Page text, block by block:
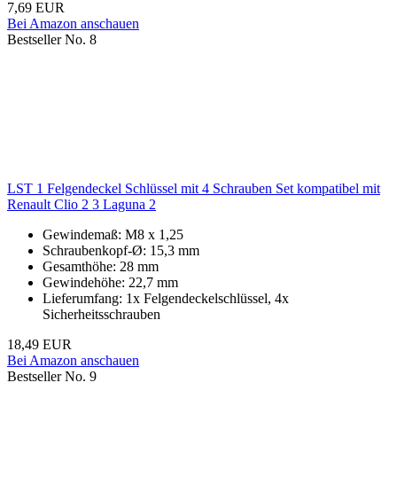
7,69 EUR
Bei Amazon anschauen
Bestseller No. 8
LST 1 Felgendeckel Schlüssel mit 4 Schrauben Set kompatibel mit
Renault Clio 2 3 Laguna 2
Gewindemaß: M8 x 1,25
Schraubenkopf-Ø: 15,3 mm
Gesamthöhe: 28 mm
Gewindehöhe: 22,7 mm
Lieferumfang: 1x Felgendeckelschlüssel, 4x
Sicherheitsschrauben
18,49 EUR
Bei Amazon anschauen
Bestseller No. 9